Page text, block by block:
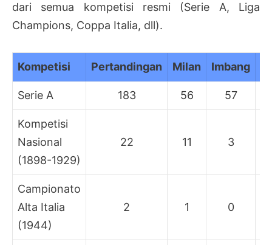
dari semua kompetisi resmi (Serie A, Liga
Champions, Coppa Italia, dll).
Kompetisi Pertandingan Milan Imbang
Serie A 183 56 57
Kompetisi
Nasional
(1898-1929)
22 11 3
Campionato
Alta Italia
(1944)
2 1 0